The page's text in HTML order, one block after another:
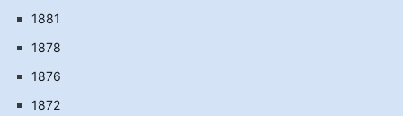
1881
1878
1876
1872